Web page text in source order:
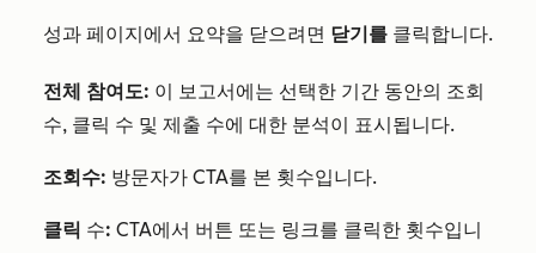
성과 페이지에서 요약을 닫으려면 닫기를 클릭합니다.
전체 참여도: 이 보고서에는 선택한 기간 동안의 조회
수, 클릭 수 및 제출 수에 대한 분석이 표시됩니다.
조회수: 방문자가 CTA를 본 횟수입니다.
클릭 수: CTA에서 버튼 또는 링크를 클릭한 횟수입니